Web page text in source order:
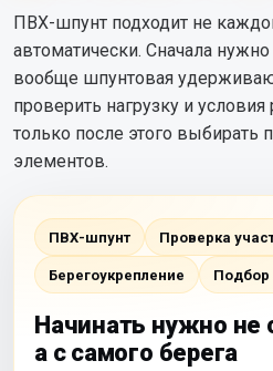
ПВХ-шпунт подходит не
автоматически. Сначала
вообще шпунтовая
проверить нагрузку и
только после этого выбирать
элементов.
ПВХ-шпунт Проверка
Берегоукрепление
Начинать нужно не
а с самого берега